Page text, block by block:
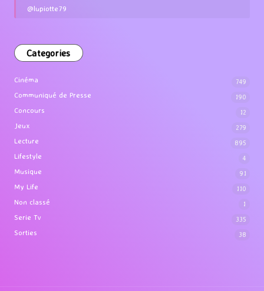
@lupiotte79
Categories
Cinéma 749
Communiqué de Presse 190
Concours 12
Jeux 279
Lecture 895
Lifestyle 4
Musique 91
My Life 110
Non classé 1
Serie Tv 335
Sorties 38